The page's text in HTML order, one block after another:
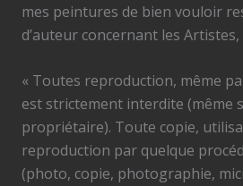
mes peintures de bien vouloir
d’auteur concernant les Artistes,
« Toutes reproduction, même
est strictement interdite (même
propriétaire). Toute copie,
reproduction par quelque
(photo, copie, photographie,